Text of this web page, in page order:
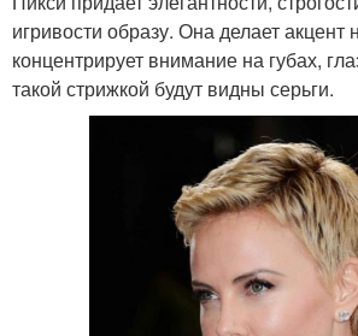
игривости образу. Она делает акцент
концентрирует внимание на губах,
такой стрижкой будут видны серьги.